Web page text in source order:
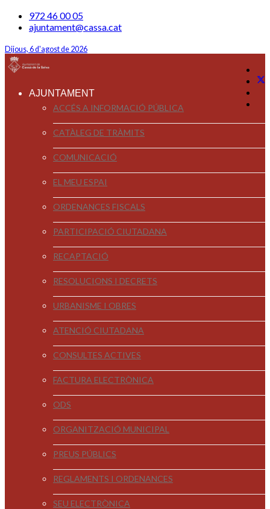
972 46 00 05
ajuntament@cassa.cat
Dijous, 6 d'agost de 2026
AJUNTAMENT
ACCÉS A INFORMACIÓ PÚBLICA
CATÀLEG DE TRÀMITS
COMUNICACIÓ
EL MEU ESPAI
ORDENANCES FISCALS
PARTICIPACIÓ CIUTADANA
RECAPTACIÓ
RESOLUCIONS I DECRETS
URBANISME I OBRES
ATENCIÓ CIUTADANA
CONSULTES ACTIVES
FACTURA ELECTRÒNICA
ODS
ORGANITZACIÓ MUNICIPAL
PREUS PÚBLICS
REGLAMENTS I ORDENANCES
SEU ELECTRÒNICA